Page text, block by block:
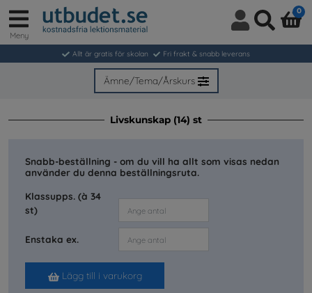
in
/
Meny
0
Allt är gratis för skolan Fri frakt & snabb leverans
Ämne/Tema/Årskurs
Livskunskap (14) st
Snabb-beställning - om du vill ha allt som visas nedan
använder du denna beställningsruta.
Klassupps. (à 34
st)
Enstaka ex.
Lägg till i varukorg